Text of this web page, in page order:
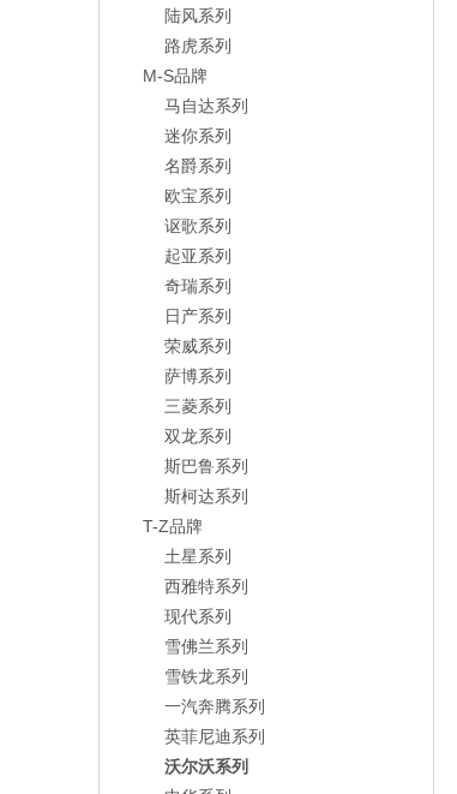
陆风系列
路虎系列
M-S品牌
马自达系列
迷你系列
名爵系列
欧宝系列
讴歌系列
起亚系列
奇瑞系列
日产系列
荣威系列
萨博系列
三菱系列
双龙系列
斯巴鲁系列
斯柯达系列
T-Z品牌
土星系列
西雅特系列
现代系列
雪佛兰系列
雪铁龙系列
一汽奔腾系列
英菲尼迪系列
沃尔沃系列